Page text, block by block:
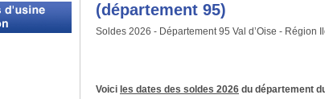
(département 95)
Soldes 2026 - Département 95 Val d’Oise - Région
Voici les dates des soldes 2026 du département